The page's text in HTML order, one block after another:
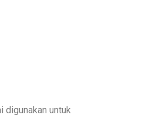
digunakan untuk